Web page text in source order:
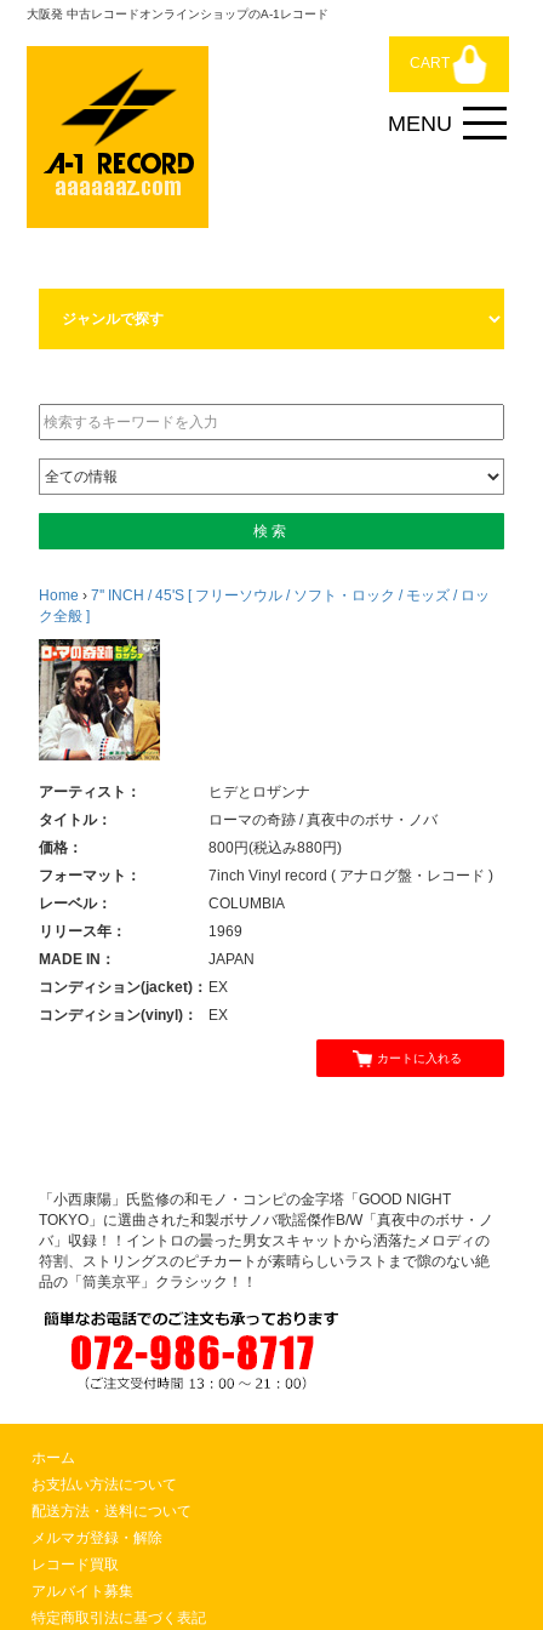
大阪発 中古レコードオンラインショップのA-1レコード
CART
Home ›7'' INCH / 45'S [ フリーソウル / ソフト・ロック / モッズ / ロッ
ク全般 ]
アーティスト：
ヒデとロザンナ
タイトル：
ローマの奇跡 / 真夜中のボサ・ノバ
価格：
800円(税込み880円)
フォーマット：
7inch Vinyl record ( アナログ盤・レコード )
レーベル：
COLUMBIA
リリース年：
1969
MADE IN：
JAPAN
コンディション(jacket)： EX
コンディション(vinyl)：
EX
カートに入れる
「小西康陽」氏監修の和モノ・コンピの金字塔「GOOD NIGHT
TOKYO」に選曲された和製ボサノバ歌謡傑作B/W「真夜中のボサ・ノ
バ」収録！！イントロの曇った男女スキャットから洒落たメロディの
符割、ストリングスのピチカートが素晴らしいラストまで隙のない絶
品の「筒美京平」クラシック！！
ホーム
お支払い方法について
配送方法・送料について
メルマガ登録・解除
レコード買取
アルバイト募集
特定商取引法に基づく表記